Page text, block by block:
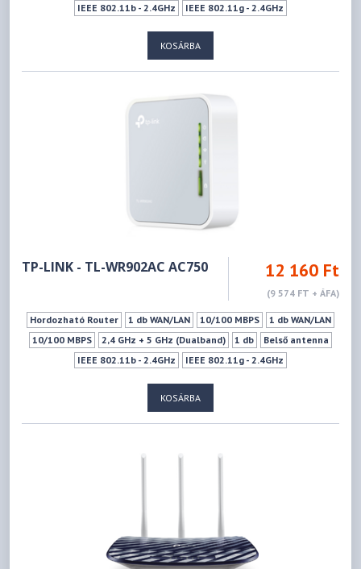
IEEE 802.11b - 2.4GHz
IEEE 802.11g - 2.4GHz
300Mbps 433Mbps
KOSÁRBA
TP-LINK - TL-WR902AC AC750 12 160 Ft
(9 574 FT + ÁFA)
Hordozható Router 1 db WAN/LAN 10/100 MBPS
1 db WAN/LAN
10/100 MBPS
2,4 GHz + 5 GHz (Dualband) 1 db
Belső antenna
IEEE 802.11b - 2.4GHz
IEEE 802.11g - 2.4GHz
300Mbps 433Mbps
KOSÁRBA